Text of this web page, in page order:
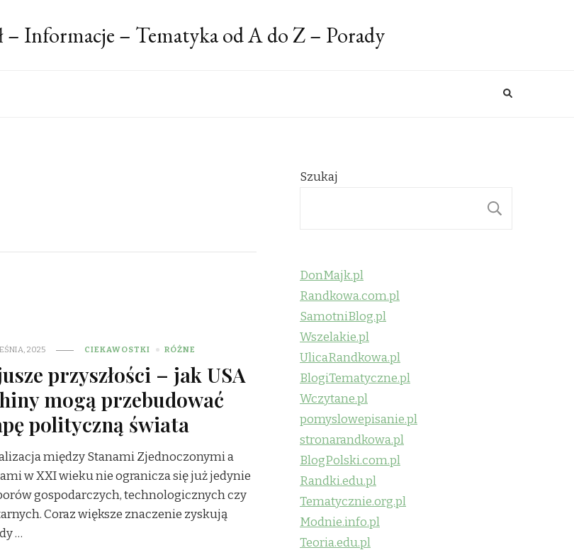
Informacje – Tematyka od A do Z – Porady
2025 CIEKAWOSTKI RÓŻNE
przyszłości – jak USA
mogą przebudować
polityczną świata
między Stanami Zjednoczonymi a
w XXI wieku nie ogranicza się już jedynie
gospodarczych, technologicznych czy
Coraz większe znaczenie zyskują
…
Szukaj
DonMajk.pl
Randkowa.com.pl
SamotniBlog.pl
Wszelakie.pl
UlicaRandkowa.pl
BlogiTematyczne.pl
Wczytane.pl
pomyslowepisanie.pl
stronarandkowa.pl
BlogPolski.com.pl
Randki.edu.pl
Tematycznie.org.pl
Modnie.info.pl
Teoria.edu.pl